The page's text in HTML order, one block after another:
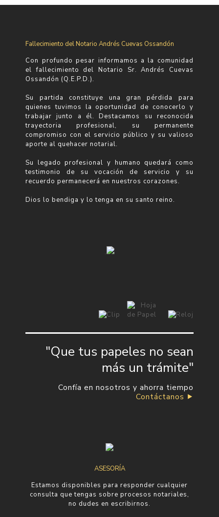
Fallecimiento del Notario Andrés Cuevas Ossandón
Con profundo pesar informamos a la comunidad
el fallecimiento del Notario Sr. Andrés Cuevas
Ossandón (Q.E.P.D.).
Su partida constituye una gran pérdida para
quienes tuvimos la oportunidad de conocerlo y
trabajar junto a él. Destacamos su reconocida
trayectoria profesional, su permanente
compromiso con el servicio público y su valioso
aporte al quehacer notarial.
Su legado profesional y humano quedará como
testimonio de su vocación de servicio y su
recuerdo permanecerá en nuestros corazones.
Dios lo bendiga y lo tenga en su santo reino.
.
"Que tus papeles no sean
más un trámite"
Confía en nosotros y ahorra tiempo
Contáctanos ⯈
ASESORÍA
Estamos disponibles para responder cualquier
consulta que tengas sobre procesos notariales,
no dudes en escribirnos.